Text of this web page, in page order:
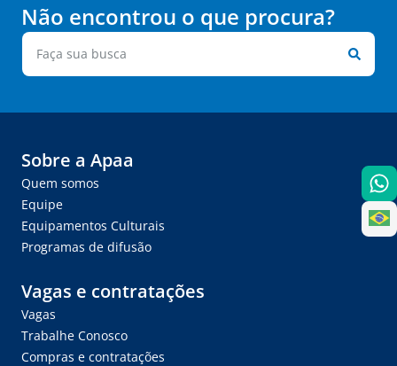
Não encontrou o que procura?
Sobre a Apaa
Quem somos
Equipe
Equipamentos Culturais
Programas de difusão
Vagas e contratações
Vagas
Trabalhe Conosco
Compras e contratações